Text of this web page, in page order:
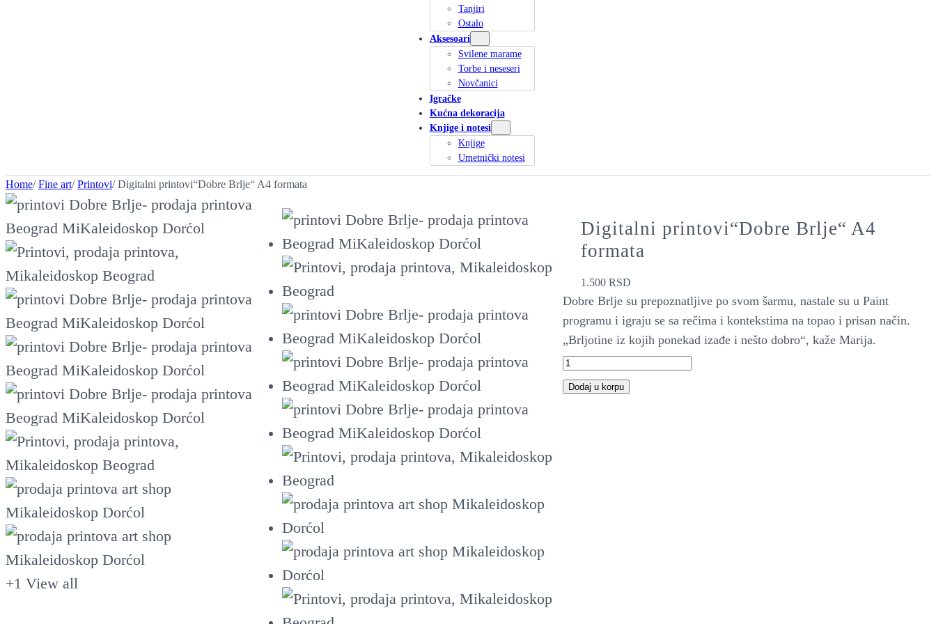
Tanjiri
Ostalo
Aksesoari
Svilene marame
Torbe i neseseri
Novčanici
Igračke
Kućna dekoracija
Knjige i notesi
Knjige
Umetnički notesi
Home/Fine art/Printovi/ Digitalni printovi“Dobre Brlje“ A4 formata
+1 View all
Digitalni printovi“Dobre Brlje“ A4
formata
1.500RSD
Dobre Brlje su prepoznatljive po svom šarmu, nastale su u Paint
programu i igraju se sa rečima i kontekstima na topao i prisan način.
„Brljotine iz kojih ponekad izađe i nešto dobro“, kaže Marija.
D
i Dodaj u korpu